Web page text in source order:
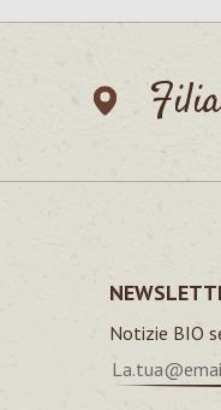
Notizie BIO